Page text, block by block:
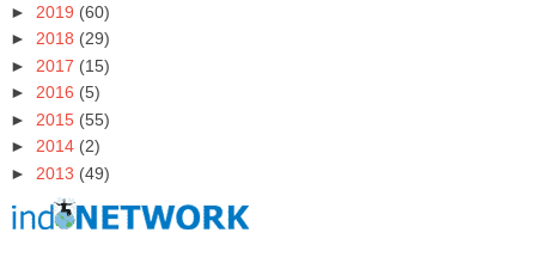
► 2019 (60)
► 2018 (29)
► 2017 (15)
► 2016 (5)
► 2015 (55)
► 2014 (2)
► 2013 (49)